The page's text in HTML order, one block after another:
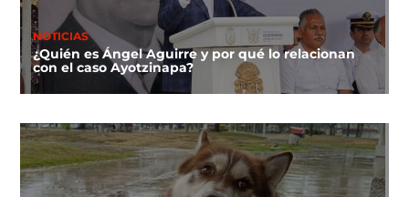
NOTICIAS
¿Quién es Ángel Aguirre y por qué lo relacionan
con el caso Ayotzinapa?